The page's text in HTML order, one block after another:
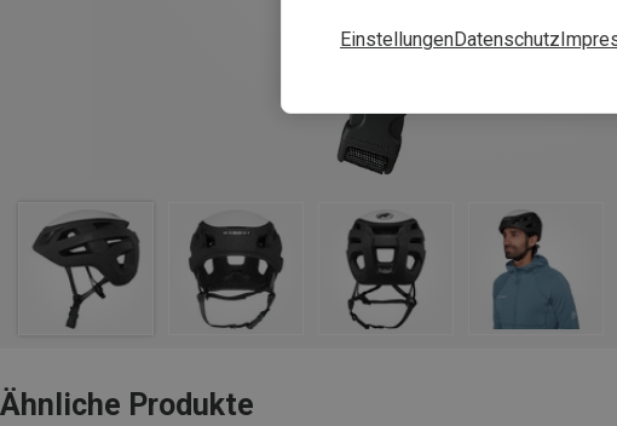
Ähnliche Produkte
EinstellungenDatenschutz